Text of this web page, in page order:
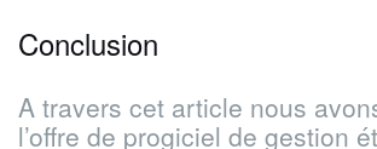
Conclusion
A travers cet article nous
l’offre de progiciel de gestion